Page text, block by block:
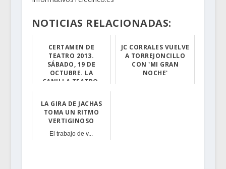
NOTICIAS RELACIONADAS:
CERTAMEN DE
TEATRO 2013.
SÁBADO, 19 DE
OCTUBRE. LA
CANILLA TEATRO.
JC CORRALES VUELVE
A TORREJONCILLO
CON 'MI GRAN
NOCHE'
LA GIRA DE JACHAS
TOMA UN RITMO
VERTIGINOSO
El trabajo de v...